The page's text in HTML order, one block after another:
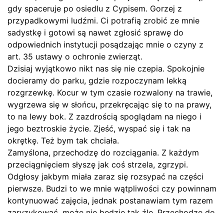
gdy spaceruje po osiedlu z Cypisem. Gorzej z
przypadkowymi ludźmi. Ci potrafią zrobić ze mnie
sadystkę i gotowi są nawet zgłosić sprawę do
odpowiednich instytucji posądzając mnie o czyny z
art. 35 ustawy o ochronie zwierząt.
Dzisiaj wyjątkowo nikt nas się nie czepia. Spokojnie
docieramy do parku, gdzie rozpoczynam lekką
rozgrzewkę. Kocur w tym czasie rozwalony na trawie,
wygrzewa się w słońcu, przekręcając się to na prawy,
to na lewy bok. Z zazdrością spoglądam na niego i
jego beztroskie życie. Zjeść, wyspać się i tak na
okrętkę. Też bym tak chciała.
Zamyślona, przechodzę do rozciągania. Z każdym
przeciągnięciem słyszę jak coś strzela, zgrzypi.
Odgłosy jakbym miała zaraz się rozsypać na części
pierwsze. Budzi to we mnie wątpliwości czy powinnam
kontynuować zajęcia, jednak postanawiam tym razem